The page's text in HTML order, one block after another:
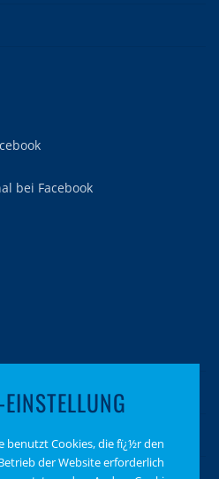
benutzt Cookies, die fï¿½r den
der Website erforderlich